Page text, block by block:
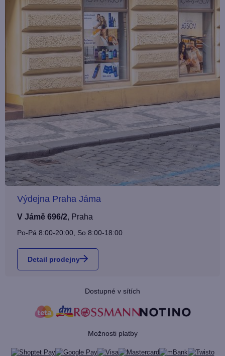
Výdejna Praha Jáma
V Jámě 696/2, Praha
Po-Pá 8:00-20:00, So 8:00-18:00
Detail prodejny
Dostupné v sítích
Možnosti platby